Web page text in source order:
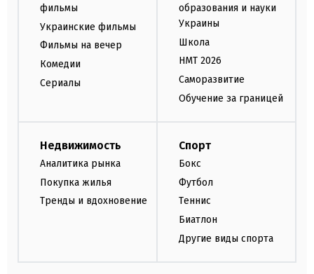
фильмы
Украинские фильмы
Фильмы на вечер
Комедии
Сериалы
образования и науки
Украины
Школа
НМТ 2026
Саморазвитие
Обучение за границей
Недвижимость
Аналитика рынка
Покупка жилья
Тренды и вдохновение
Спорт
Бокс
Футбол
Теннис
Биатлон
Другие виды спорта